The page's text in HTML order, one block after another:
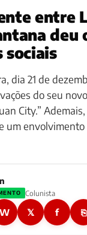
entre
deu
sociais
dia 21 de
do seu
City.”
um envolvimento
Colunista
W 𝕏 f ⎘